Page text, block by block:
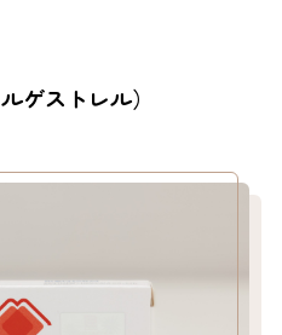
ゲストレル）